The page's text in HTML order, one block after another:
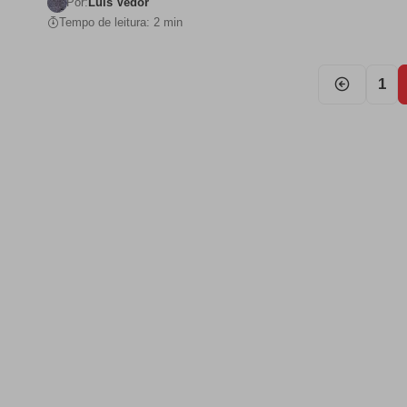
Tempo de leitura: 2 min
1